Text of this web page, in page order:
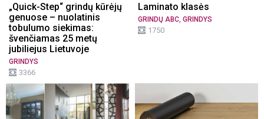
„Quick-Step“ grindų kūrėjų
genuose – nuolatinis
tobulumo siekimas:
švenčiamas 25 metų
jubiliejus Lietuvoje
GRINDYS
3366
Laminato klasės
GRINDŲ ABC GRINDYS
1750